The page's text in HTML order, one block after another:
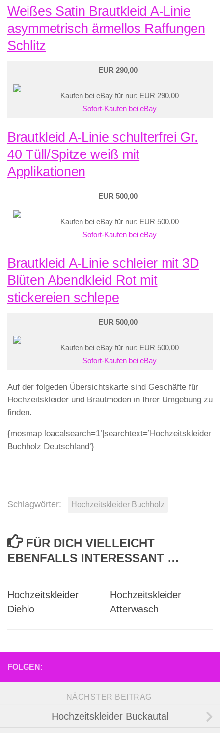
Weißes Satin Brautkleid A-Linie
asymmetrisch ärmellos Raffungen
Schlitz
EUR 290,00
Kaufen bei eBay für nur: EUR 290,00
Sofort-Kaufen bei eBay
Brautkleid A-Linie schulterfrei Gr.
40 Tüll/Spitze weiß mit
Applikationen
EUR 500,00
Kaufen bei eBay für nur: EUR 500,00
Sofort-Kaufen bei eBay
Brautkleid A-Linie schleier mit 3D
Blüten Abendkleid Rot mit
stickereien schlepe
EUR 500,00
Kaufen bei eBay für nur: EUR 500,00
Sofort-Kaufen bei eBay
Auf der folgeden Übersichtskarte sind Geschäfte für
Hochzeitskleider und Brautmoden in Ihrer Umgebung zu
finden.
{mosmap loacalsearch=1’|searchtext=’Hochzeitskleider
Buchholz Deutschland‘}
Schlagwörter: Hochzeitskleider Buchholz
FÜR DICH VIELLEICHT
EBENFALLS INTERESSANT …
Hochzeitskleider
Diehlo
Hochzeitskleider
Atterwasch
FOLGEN:
NÄCHSTER BEITRAG
Hochzeitskleider Buckautal